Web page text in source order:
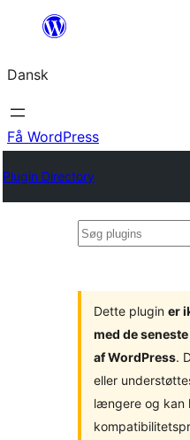
Spring
indhold
Dansk
Få WordPress
Plugin Directory
Søg
Dette plugin er
med de
af WordPress.
eller
længere og kan